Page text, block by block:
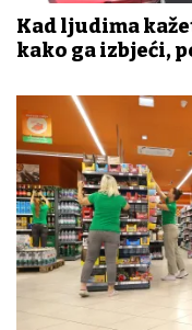
Kad ljudima
kako ga izbjeći,